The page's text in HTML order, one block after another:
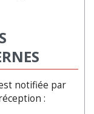
notifiée par
: